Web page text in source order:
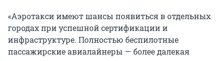
«Аэротакси имеют шансы появиться в отдельных
городах при успешной сертификации и
инфраструктуре. Полностью беспилотные
пассажирские авиалайнеры — более далекая